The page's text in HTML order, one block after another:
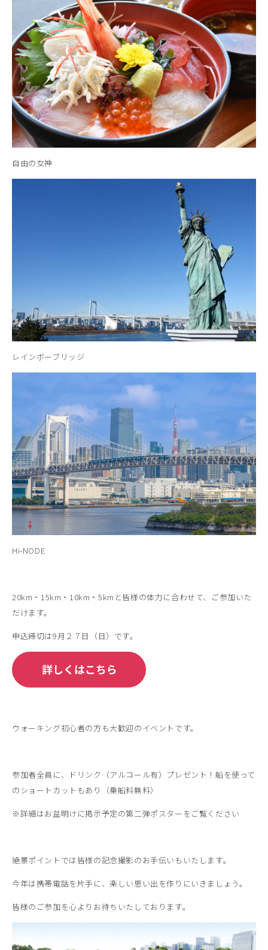
自由の女神
レインボーブリッジ
Hi-NODE
20km・15km・10km・5kmと皆様の体力に合わせて、ご参加いた
だけます。
申込締切は9月２７日（日）です。
ウォーキング初心者の方も大歓迎のイベントです。
参加者全員に、ドリンク（アルコール有）プレゼント！船を使って
のショートカットもあり（乗船料無料）
※詳細はお盆明けに掲示予定の第二弾ポスターをご覧ください
絶景ポイントでは皆様の記念撮影のお手伝いもいたします。
今年は携帯電話を片手に、楽しい思い出を作りにいきましょう。
皆様のご参加を心よりお待ちいたしております。